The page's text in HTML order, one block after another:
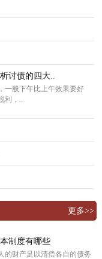
讨债的四大..
一般下午比上午效果要好
，..
更多>>
制度有哪些
的财产足以清偿各自的债务